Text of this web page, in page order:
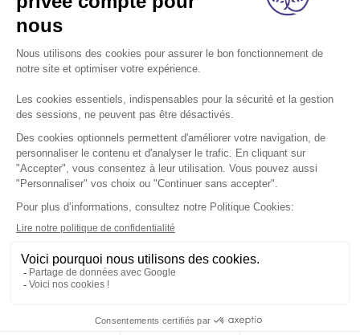
A propos
Nos métiers
Les indispensables
Nous rejoindre
Nous contacter
Retrouvez-nous sur les réseaux sociaux: